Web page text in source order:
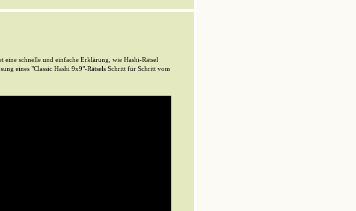
eine schnelle und einfache Erklärung, wie Hashi-Rätsel
eines "Classic Hashi 9x9"-Rätsels Schritt für Schritt vom